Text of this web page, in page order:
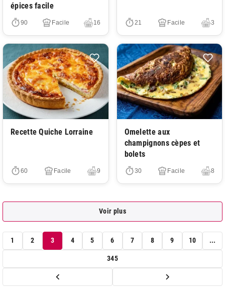
épices facile
90 Facile 16 21 Facile 3
Très facile
Recette Quiche Lorraine
60 Facile 9
Très facile
Omelette aux
champignons cèpes et
bolets
30 Facile 8
Voir plus
1 2 3 4 5 6 7 8 9 10 ...
345